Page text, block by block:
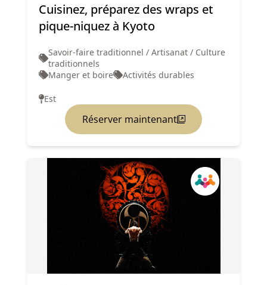
Cuisinez, préparez des wraps et
pique-niquez à Kyoto
Savoir-faire traditionnel / Artisanat / Culture
traditionnels
Manger et boire
Activités durables
Est
Réserver maintenant